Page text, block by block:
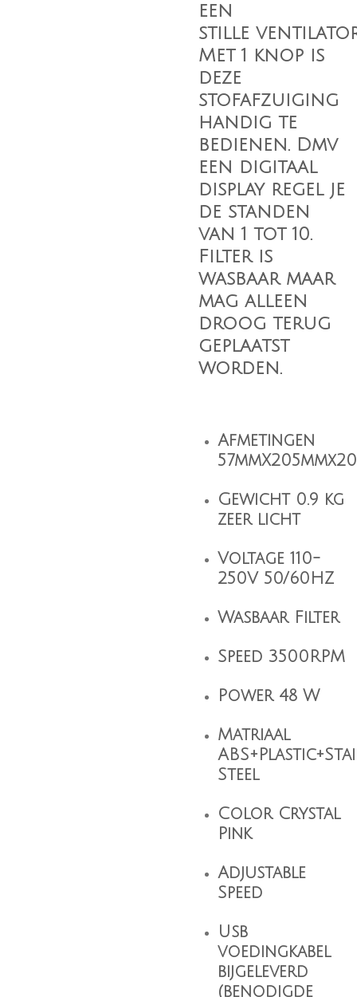
een
stille
Met 1 knop is
deze
stofafzuiging
handig te
bedienen. Dmv
een digitaal
display regel je
de standen
van 1 tot 10.
Filter is
wasbaar maar
mag alleen
droog terug
geplaatst
worden.
Afmetingen
Gewicht 0.9 kg
zeer licht
Voltage 110-
250V 50/60HZ
Wasbaar Filter
Speed 3500RPM
Power 48 W
Matriaal
Steel
Color Crystal
Pink
Adjustable
Speed
Usb
voedingkabel
bijgeleverd
(benodigde